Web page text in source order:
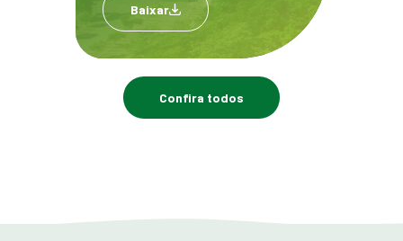
Baixar
Confira todos